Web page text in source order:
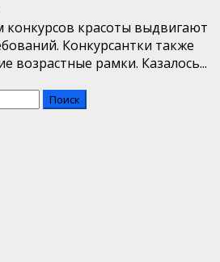
конкурсов красоты выдвигают
Конкурсантки также
возрастные рамки. Казалось...